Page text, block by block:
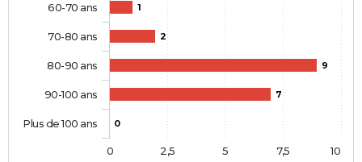
1
2
9
7
0
60-70 ans
70-80 ans
80-90 ans
90-100 ans
Plus de 100 ans
0 10
2,5 5 7,5